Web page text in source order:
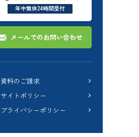
年中無休24時間受付
メールでのお問い合わせ
資料のご請求
サイトポリシー
プライバシーポリシー